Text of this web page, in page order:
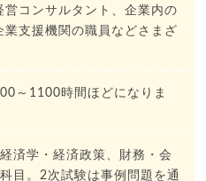
営コンサルタント、企業内の
業支援機関の職員などさまざ
～1100時間ほどになりま
済学・経済政策、財務・会
目。2次試験は事例問題を通